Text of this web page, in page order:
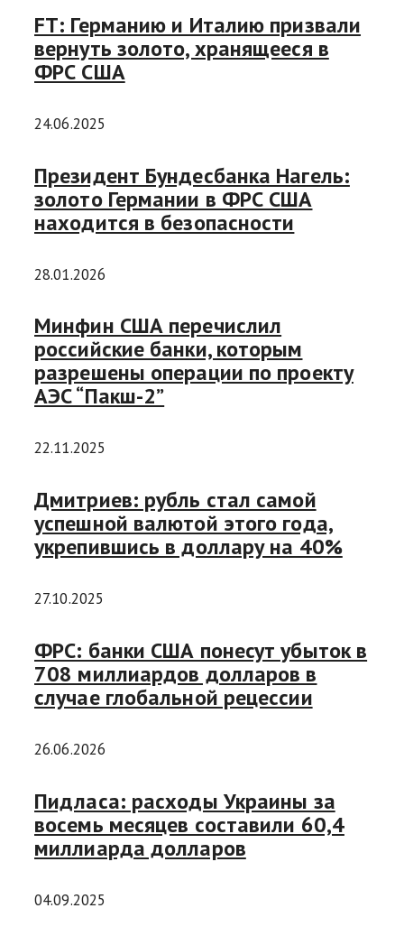
FT: Германию и Италию призвали
вернуть золото, хранящееся в
ФРС США
24.06.2025
Президент Бундесбанка Нагель:
золото Германии в ФРС США
находится в безопасности
28.01.2026
Минфин США перечислил
российские банки, которым
разрешены операции по проекту
АЭС “Пакш-2”
22.11.2025
Дмитриев: рубль стал самой
успешной валютой этого года,
укрепившись в доллару на 40%
27.10.2025
ФРС: банки США понесут убыток в
708 миллиардов долларов в
случае глобальной рецессии
26.06.2026
Пидласа: расходы Украины за
восемь месяцев составили 60,4
миллиарда долларов
04.09.2025